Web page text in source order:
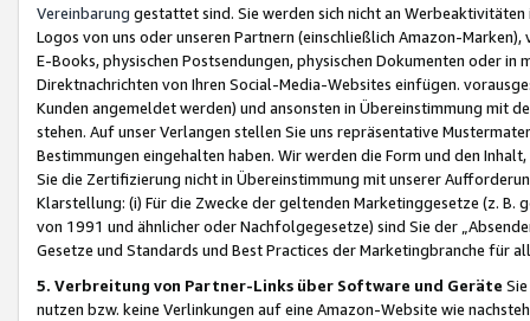
Vereinbarung gestattet sind. Sie werden sich nicht an
Logos von uns oder unseren Partnern (einschließlich Amazon-
E-Books, physischen Postsendungen, physischen Dokumenten oder in
Direktnachrichten von Ihren Social-Media-Websites einfügen.
Kunden angemeldet werden) und ansonsten in Übereinstimmung mit
stehen. Auf unser Verlangen stellen Sie uns repräsentative
Bestimmungen eingehalten haben. Wir werden die Form und den
Sie die Zertifizierung nicht in Übereinstimmung mit unserer
Klarstellung: (i) Für die Zwecke der geltenden Marketinggesetze (z. B.
von 1991 und ähnlicher oder Nachfolgegesetze) sind Sie der
Gesetze und Standards und Best Practices der Marketingbranche für
5. Verbreitung von Partner-Links über Software und Geräte
nutzen bzw. keine Verlinkungen auf eine Amazon-Website wie